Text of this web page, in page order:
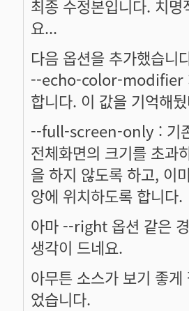
최종 수정본입니다. 치
요...
다음 옵션을 추가했습니
--echo-color-modifier
합니다. 이 값을 기억해
--full-screen-only : 기
전체화면의 크기를 초
을 하지 않도록 하고, 이
앙에 위치하도록 합니다.
아마 --right 옵션 같은
생각이 드네요.
아무튼 소스가 보기 좋
었습니다.